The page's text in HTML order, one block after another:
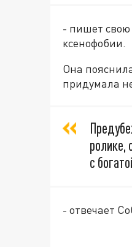
- пишет свою
ксенофобии.
Она
придумала
с
- отвечает